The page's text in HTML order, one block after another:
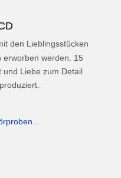
den Lieblingsstücken
erworben werden. 15
und Liebe zum Detail